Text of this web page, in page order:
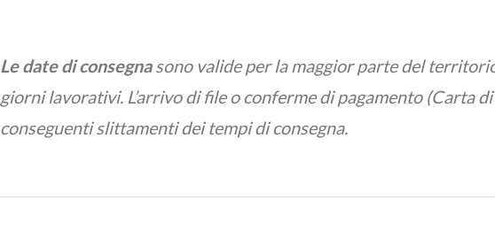
Le date di consegnasono valide per la maggior parte del
giorni lavorativi. L’arrivo di file o conferme di pagamento (Carta
conseguenti slittamenti dei tempi di consegna.